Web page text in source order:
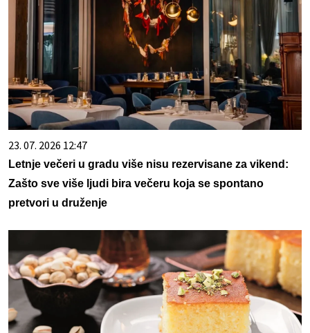
23. 07. 2026 12:47
Letnje večeri u gradu više nisu rezervisane za vikend:
Zašto sve više ljudi bira večeru koja se spontano
pretvori u druženje